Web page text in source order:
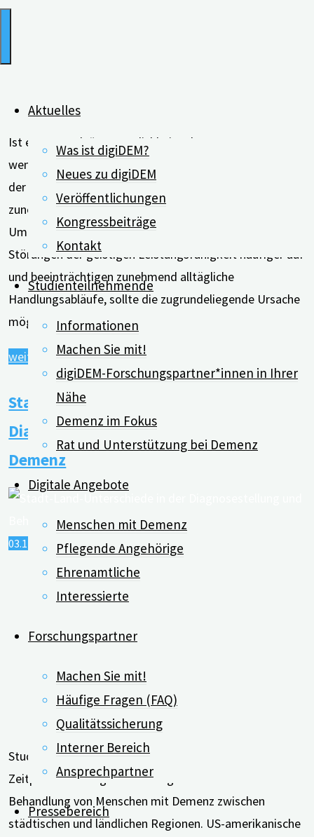
Aktuelles
Was ist digiDEM?
Neues zu digiDEM
Veröffentlichungen
Kongressbeiträge
Kontakt
Studienteilnehmende
Informationen
Machen Sie mit!
digiDEM-Forschungspartner*innen in Ihrer
Nähe
Demenz im Fokus
Rat und Unterstützung bei Demenz
Digitale Angebote
Menschen mit Demenz
Pflegende Angehörige
Ehrenamtliche
Interessierte
Forschungspartner
Machen Sie mit!
Häufige Fragen (FAQ)
Qualitätssicherung
Interner Bereich
Ansprechpartner
Pressebereich
Ist es „normale“ Vergesslichkeit oder Demenz? Was tun,
wenn ältere Personen Verabredungen nicht einhalten,
der Autoschlüssel nicht mehr auffindbar ist oder es
zunehmend schwerfällt, sich in einer ungewohnten
Umgebung zu orientieren. Treten diese oder andere
Störungen der geistigen Leistungsfähigkeit häufiger auf
und beeinträchtigen zunehmend alltägliche
Handlungsabläufe, sollte die zugrundeliegende Ursache
möglichst zeitnah abgeklärt …
weiterlesen"Webinar:
Was
macht
eigentlich
eine
–
Dr.
Hartmut
Lehfeld"
Stadt-Land-Unterschiede in der
Diagnosestellung und Behandlung von
Demenz
03.12.202106.12.2021
Studien zufolge gibt es Unterschiede sowohl beim
Zeitpunkt der Diagnosestellung als auch bei der
Behandlung von Menschen mit Demenz zwischen
städtischen und ländlichen Regionen. US-amerikanische